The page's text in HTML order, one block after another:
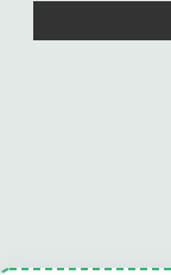
tulipbet güncel